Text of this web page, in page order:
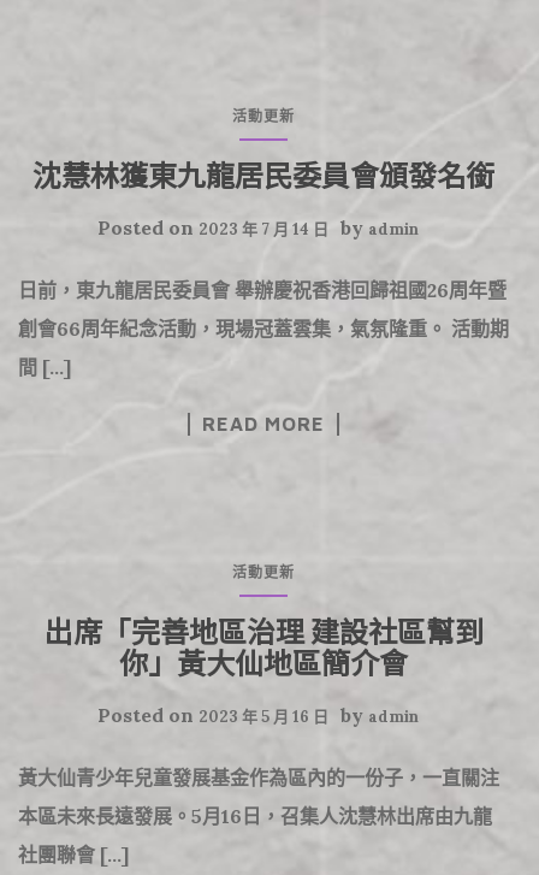
活動更新
沈慧林獲東九龍居民委員會頒發名銜
Posted on 2023 年 7 月 14 日 by admin
日前，東九龍居民委員會 舉辦慶祝香港回歸祖國26周年暨
創會66周年紀念活動，現場冠蓋雲集，氣氛隆重。 活動期
間 […]
READ MORE
活動更新
出席「完善地區治理 建設社區幫到
你」黃大仙地區簡介會
Posted on 2023 年 5 月 16 日 by admin
黃大仙青少年兒童發展基金作為區內的一份子，一直關注
本區未來長遠發展。5月16日，召集人沈慧林出席由九龍
社團聯會 […]